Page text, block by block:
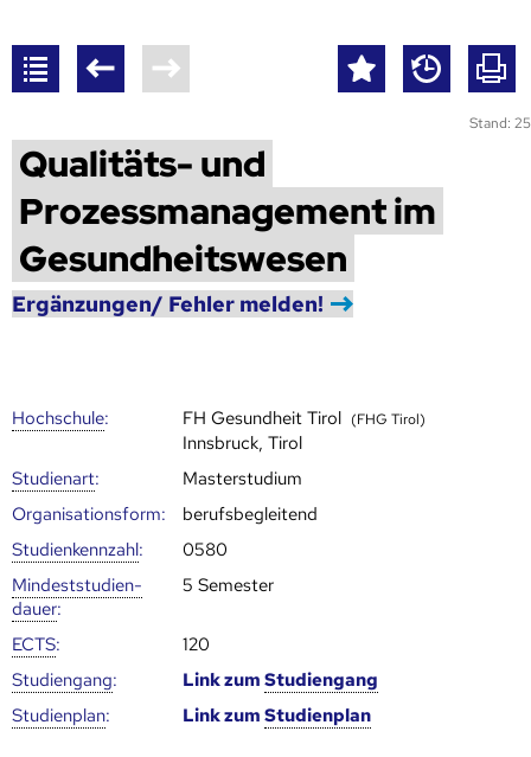
Stand:
Qualitäts- und
Prozessmanagement im
Gesundheitswesen
Ergänzungen/ Fehler melden!
Hoch­schule: FH Gesundheit Tirol (FHG Tirol)
Innsbruck, Tirol
Studienart:
Masterstudium
Organisationsform:
berufsbegleitend
Studien­kenn­zahl:
0580
Mindest­studien­
dauer:
5 Semester
ECTS:
120
Studien­gang: Link zumStudien­gang
Studien­plan: Link zumStudien­plan